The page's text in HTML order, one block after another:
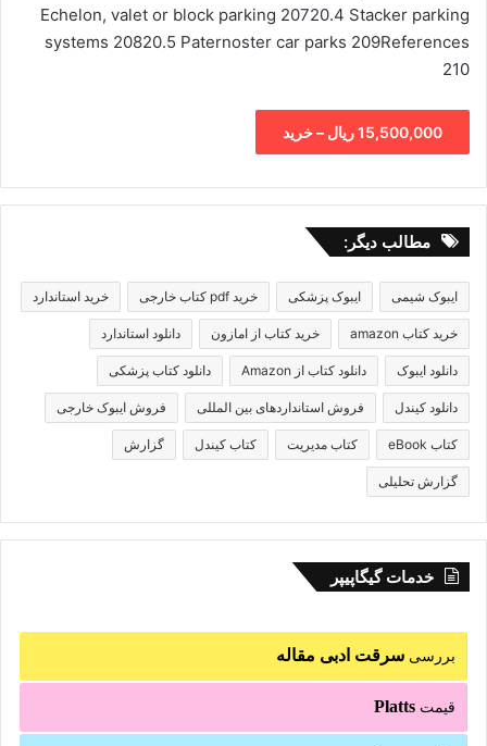
15,500,000 ریال – خرید
مطالب دیگر:
ایبوک شیمی ایبوک پزشکی خرید pdf کتاب خارجی خرید استاندارد
خرید کتاب amazon خرید کتاب از امازون دانلود استاندارد
دانلود ایبوک دانلود کتاب از Amazon دانلود کتاب پزشکی
دانلود کیندل فروش استانداردهای بین المللی فروش ایبوک خارجی
کتاب eBook کتاب مدیریت کتاب کیندل گزارش
گزارش تحلیلی
خدمات گیگاپیپر
بررسی سرقت ادبی مقاله
قیمت Platts